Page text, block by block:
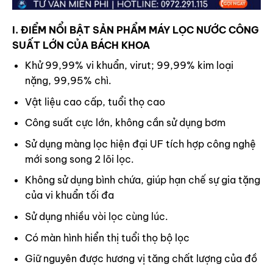
I. ĐIỂM NỔI BẬT SẢN PHẨM MÁY LỌC NƯỚC CÔNG
SUẤT LỚN CỦA BÁCH KHOA
Khử 99,99% vi khuẩn, virut; 99,99% kim loại
nặng, 99,95% chì.
Vật liệu cao cấp, tuổi thọ cao
Công suất cực lớn, không cần sử dụng bơm
Sử dụng màng lọc hiện đại UF tích hợp công nghệ
mới song song 2 lõi lọc.
Không sử dụng bình chứa, giúp hạn chế sự gia tặng
của vi khuẩn tối đa
Sử dụng nhiều vòi lọc cùng lúc.
Có màn hình hiển thị tuổi thọ bộ lọc
Giữ nguyên được hương vị tăng chất lượng của đồ